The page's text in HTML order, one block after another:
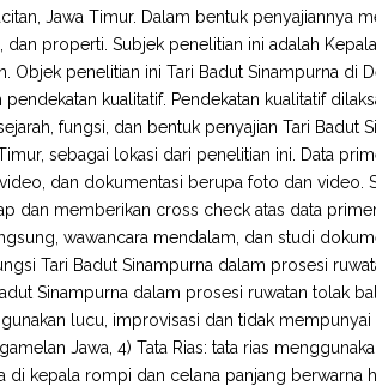
Jawa Timur. Dalam bentuk penyajiannya
properti. Subjek penelitian ini adalah
Objek penelitian ini Tari Badut Sinampurna di
kualitatif. Pendekatan kualitatif
fungsi, dan bentuk penyajian Tari Badut
sebagai lokasi dari penelitian ini. Data
dan dokumentasi berupa foto dan video.
dan memberikan cross check atas data
wawancara mendalam, dan studi
Tari Badut Sinampurna dalam prosesi
Sinampurna dalam prosesi ruwatan tolak
lucu, improvisasi dan tidak mempunyai
Jawa, 4) Tata Rias: tata rias
kepala rompi dan celana panjang berwarna